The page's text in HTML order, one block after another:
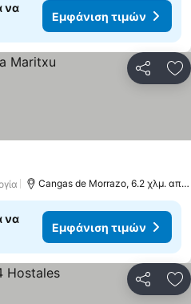
να
Εμφάνιση τιμών
Cangas de Morrazo, 6.2 χλμ. από: Βίγκο
να
Εμφάνιση τιμών